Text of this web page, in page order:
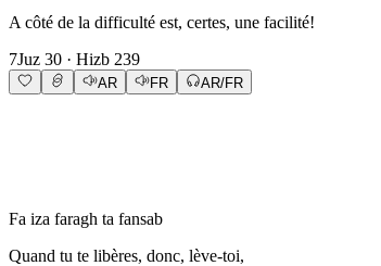
A côté de la difficulté est, certes, une facilité!
7Juz 30 · Hizb 239
AR FR AR/FR
Fa iza faragh ta fansab
Quand tu te libères, donc, lève-toi,